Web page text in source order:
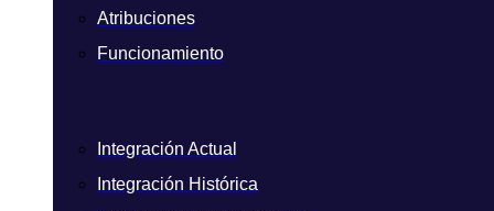
Atribuciones
Funcionamiento
Integración Actual
Integración Histórica